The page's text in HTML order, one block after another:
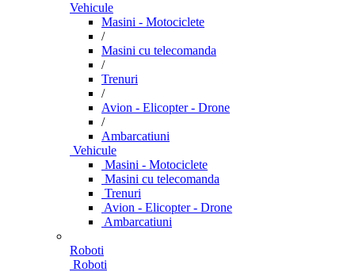
Vehicule
Masini - Motociclete
/
Masini cu telecomanda
/
Trenuri
/
Avion - Elicopter - Drone
/
Ambarcatiuni
Vehicule
Masini - Motociclete
Masini cu telecomanda
Trenuri
Avion - Elicopter - Drone
Ambarcatiuni
Roboti
Roboti